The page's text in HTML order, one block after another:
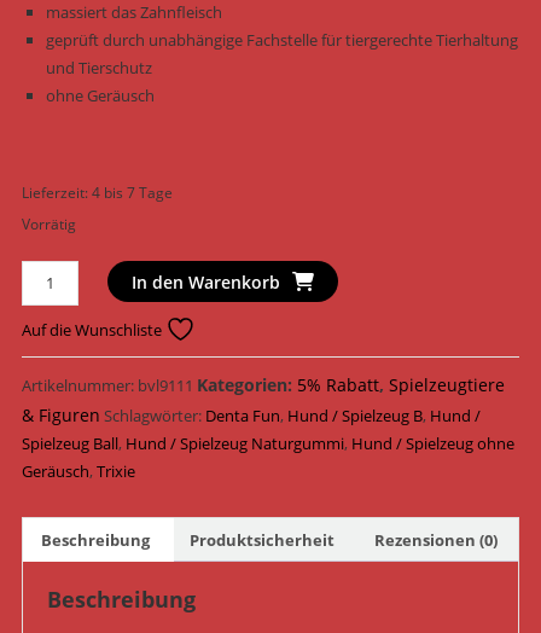
massiert das Zahnfleisch
geprüft durch unabhängige Fachstelle für tiergerechte Tierhaltung
und Tierschutz
ohne Geräusch
Lieferzeit:4 bis 7 Tage
Vorrätig
Trixie
Hundespielzeug
Denta
Fun
Ball
Naturgummi
ø
7
32942
Menge
In den Warenkorb
Auf die Wunschliste
Artikelnummer: bvl9111 Kategorien: 5% Rabatt, Spielzeugtiere
& Figuren Schlagwörter: Denta Fun, Hund / Spielzeug B, Hund /
Spielzeug Ball, Hund / Spielzeug Naturgummi, Hund / Spielzeug ohne
Geräusch,Trixie
Beschreibung Produktsicherheit Rezensionen (0)
Beschreibung